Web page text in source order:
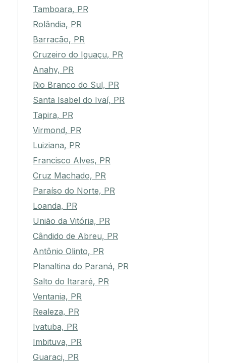
Tamboara, PR
Rolândia, PR
Barracão, PR
Cruzeiro do Iguaçu, PR
Anahy, PR
Rio Branco do Sul, PR
Santa Isabel do Ivaí, PR
Tapira, PR
Virmond, PR
Luiziana, PR
Francisco Alves, PR
Cruz Machado, PR
Paraíso do Norte, PR
Loanda, PR
União da Vitória, PR
Cândido de Abreu, PR
Antônio Olinto, PR
Planaltina do Paraná, PR
Salto do Itararé, PR
Ventania, PR
Realeza, PR
Ivatuba, PR
Imbituva, PR
Guaraci, PR